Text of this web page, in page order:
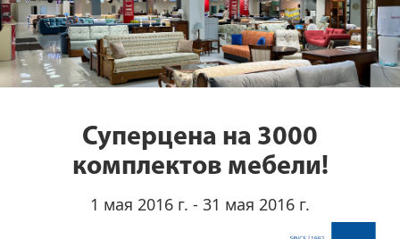
Суперцена на 3000
комплектов мебели!
1 мая 2016 г. - 31 мая 2016 г.